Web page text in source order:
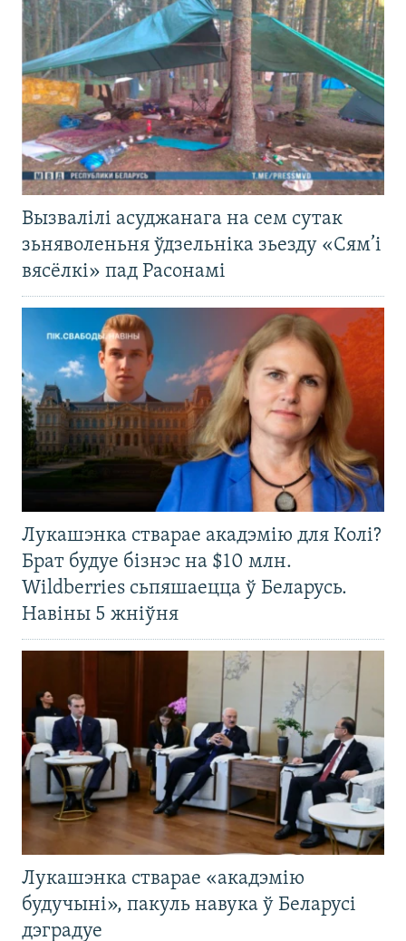
Вызвалілі асуджанага на сем сутак
зьняволеньня ўдзельніка зьезду «Сям’і
вясёлкі» пад Расонамі
Лукашэнка стварае акадэмію для Колі?
Брат будуе бізнэс на $10 млн.
Wildberries сьпяшаецца ў Беларусь.
Навіны 5 жніўня
Лукашэнка стварае «акадэмію
будучыні», пакуль навука ў Беларусі
дэградуе